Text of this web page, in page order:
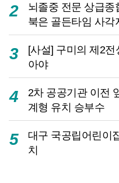
2
뇌졸중 전문 상급
북은 골든타임 사각
3
[사설] 구미의 제2
아야
4
2차 공공기관 이전
계형 유치 승부수
5
대구 국공립어린이
치